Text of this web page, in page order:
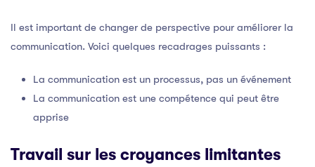
Il est important de changer de perspective pour améliorer la
communication. Voici quelques recadrages puissants :
La communication est un processus, pas un événement
La communication est une compétence qui peut être
apprise
Travail sur les croyances limitantes